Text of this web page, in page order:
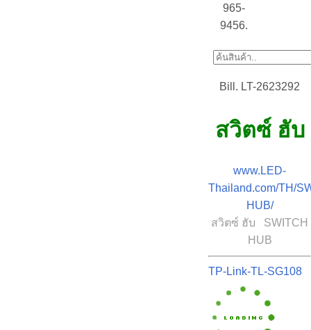
965-
9456.
Bill. LT-2623292
สวิตซ์ ฮับ
www.LED-
Thailand.com/TH/
HUB/
สวิตซ์ ฮับ SWITCH
HUB
TP-Link-TL-SG108